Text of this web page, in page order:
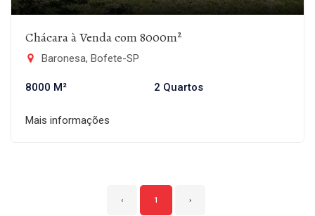
Chácara à Venda com 8000m²
Baronesa, Bofete-SP
8000 M² 2 Quartos
Mais informações
‹ 1 ›